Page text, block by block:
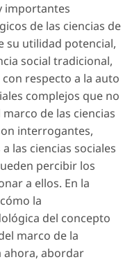
importantes
de las ciencias de
su utilidad potencial,
social tradicional,
respecto a la auto
complejos que no
de las ciencias
interrogantes,
las ciencias sociales
percibir los
a ellos. En la
la
del concepto
marco de la
ahora, abordar